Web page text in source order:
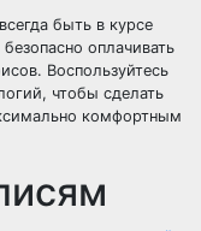
быть в курсе
оплачивать
Воспользуйтесь
чтобы сделать
комфортным